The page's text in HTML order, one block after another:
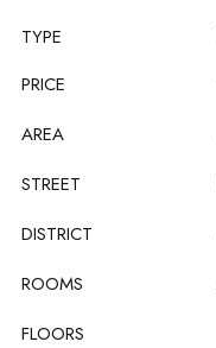
TYPE
PRICE
AREA
STREET
DISTRICT
ROOMS
FLOORS